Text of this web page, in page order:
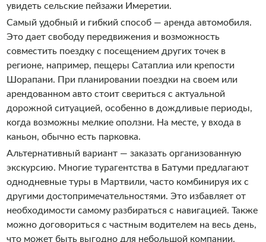
увидеть сельские пейзажи Имеретии.
Самый удобный и гибкий способ — аренда автомобиля.
Это дает свободу передвижения и возможность
совместить поездку с посещением других точек в
регионе, например, пещеры Сатаплиа или крепости
Шорапани. При планировании поездки на своем или
арендованном авто стоит свериться с актуальной
дорожной ситуацией, особенно в дождливые периоды,
когда возможны мелкие оползни. На месте, у входа в
каньон, обычно есть парковка.
Альтернативный вариант — заказать организованную
экскурсию. Многие турагентства в Батуми предлагают
однодневные туры в Мартвили, часто комбинируя их с
другими достопримечательностями. Это избавляет от
необходимости самому разбираться с навигацией. Также
можно договориться с частным водителем на весь день,
что может быть выгодно для небольшой компании.